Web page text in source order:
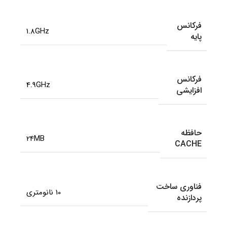
فرکانس
پایه
1.8GHz
فرکانس
افزایشی
4.9GHz
حافظه
CACHE
24MB
فناوری ساخت
پردازنده
10 نانومتری